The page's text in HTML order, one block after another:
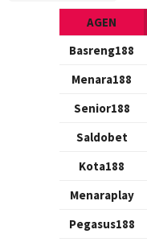
AGEN
Basreng188
Menara188
Senior188
Saldobet
Kota188
Menaraplay
Pegasus188